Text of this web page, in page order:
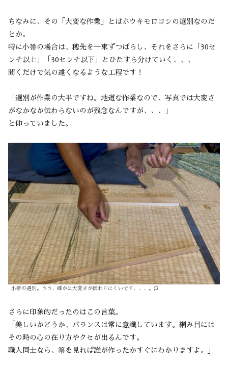
ちなみに、その「大変な作業」とはホウキモロコシの選別なのだ
とか。
特に小箒の場合は、穂先を一束ずつばらし、それをさらに「30セ
ンチ以上」「30センチ以下」とひたすら分けていく、、、
聞くだけで気の遠くなるような工程です！
「選別が作業の大半ですね。地道な作業なので、写真では大変さ
がなかなか伝わらないのが残念なんですが、、、」
と仰っていました。
小帚の選別。うう、確かに大変さが伝わりにくいです、、、。泣
さらに印象的だったのはこの言葉。
「美しいかどうか、バランスは常に意識しています。網み目には
その時の心の在り方やクセが出るんです。
職人同士なら、箒を見れば誰が作ったかすぐにわかりますよ。」